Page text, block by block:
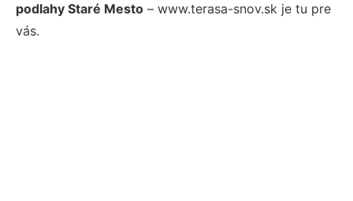
podlahy Staré Mesto – www.terasa-snov.sk je tu pre
vás.